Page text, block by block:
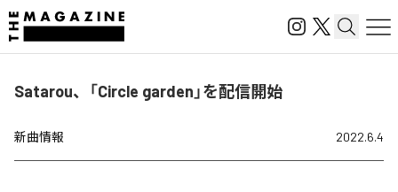
Satarou、「Circle garden」を配信開始
新曲情報 2022.6.4